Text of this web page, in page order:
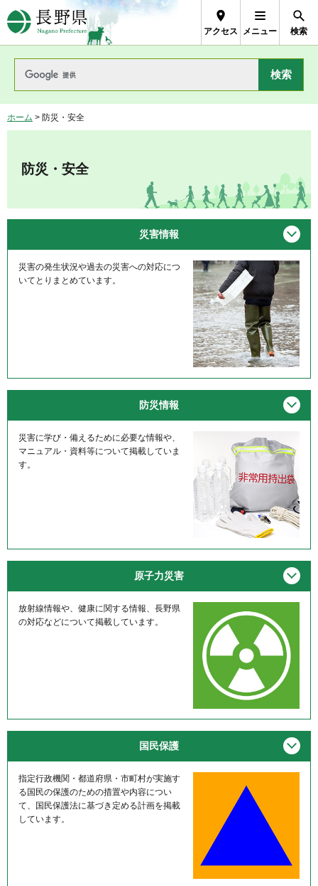
長野県Nagano Prefecture
アクセス メニュー 検索
ホーム > 防災・安全
防災・安全
災害情報
災害の発生状況や過去の災害への対応につ
いてとりまとめています。
防災情報
災害に学び・備えるために必要な情報や、
マニュアル・資料等について掲載していま
す。
原子力災害
放射線情報や、健康に関する情報、長野県
の対応などについて掲載しています。
国民保護
指定行政機関・都道府県・市町村が実施す
る国民の保護のための措置や内容につい
て、国民保護法に基づき定める計画を掲載
しています。